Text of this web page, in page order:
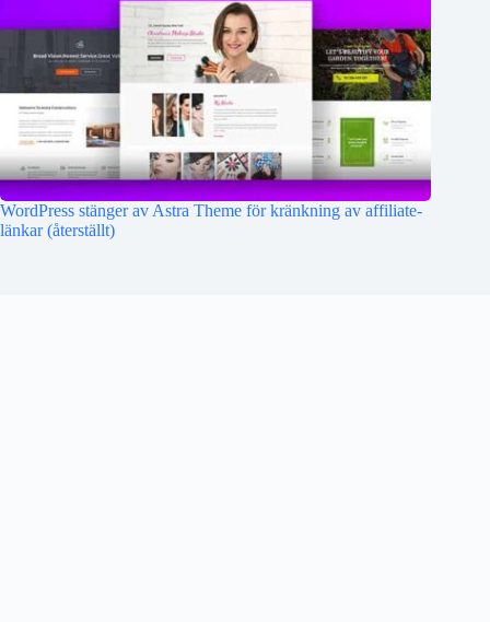
WordPress stänger av Astra Theme för kränkning av affiliate-
länkar (återställt)